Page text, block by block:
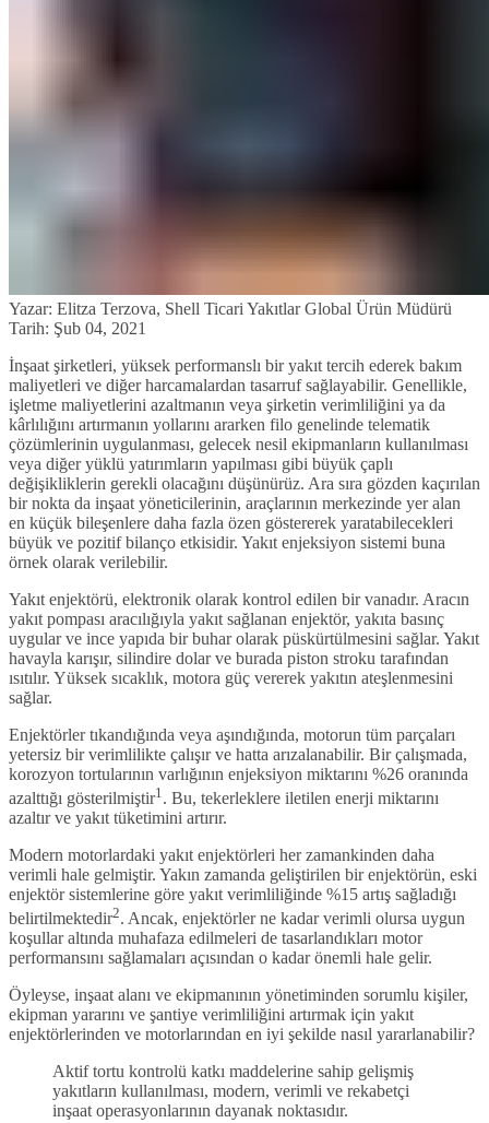
Yazar: Elitza Terzova, Shell Ticari Yakıtlar Global Ürün Müdürü
Tarih: Şub 04, 2021
İnşaat şirketleri, yüksek performanslı bir yakıt tercih ederek bakım
maliyetleri ve diğer harcamalardan tasarruf sağlayabilir. Genellikle,
işletme maliyetlerini azaltmanın veya şirketin verimliliğini ya da
kârlılığını artırmanın yollarını ararken filo genelinde telematik
çözümlerinin uygulanması, gelecek nesil ekipmanların kullanılması
veya diğer yüklü yatırımların yapılması gibi büyük çaplı
değişikliklerin gerekli olacağını düşünürüz. Ara sıra gözden kaçırılan
bir nokta da inşaat yöneticilerinin, araçlarının merkezinde yer alan
en küçük bileşenlere daha fazla özen göstererek yaratabilecekleri
büyük ve pozitif bilanço etkisidir. Yakıt enjeksiyon sistemi buna
örnek olarak verilebilir.
Yakıt enjektörü, elektronik olarak kontrol edilen bir vanadır. Aracın
yakıt pompası aracılığıyla yakıt sağlanan enjektör, yakıta basınç
uygular ve ince yapıda bir buhar olarak püskürtülmesini sağlar. Yakıt
havayla karışır, silindire dolar ve burada piston stroku tarafından
ısıtılır. Yüksek sıcaklık, motora güç vererek yakıtın ateşlenmesini
sağlar.
Enjektörler tıkandığında veya aşındığında, motorun tüm parçaları
yetersiz bir verimlilikte çalışır ve hatta arızalanabilir. Bir çalışmada,
korozyon tortularının varlığının enjeksiyon miktarını %26 oranında
azalttığı gösterilmiştir1 . Bu, tekerleklere iletilen enerji miktarını
azaltır ve yakıt tüketimini artırır.
Modern motorlardaki yakıt enjektörleri her zamankinden daha
verimli hale gelmiştir. Yakın zamanda geliştirilen bir enjektörün, eski
enjektör sistemlerine göre yakıt verimliliğinde %15 artış sağladığı
belirtilmektedir2. Ancak, enjektörler ne kadar verimli olursa uygun
koşullar altında muhafaza edilmeleri de tasarlandıkları motor
performansını sağlamaları açısından o kadar önemli hale gelir.
Öyleyse, inşaat alanı ve ekipmanının yönetiminden sorumlu kişiler,
ekipman yararını ve şantiye verimliliğini artırmak için yakıt
enjektörlerinden ve motorlarından en iyi şekilde nasıl yararlanabilir?
Aktif tortu kontrolü katkı maddelerine sahip gelişmiş
yakıtların kullanılması, modern, verimli ve rekabetçi
inşaat operasyonlarının dayanak noktasıdır.